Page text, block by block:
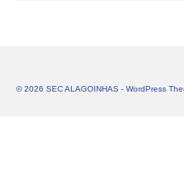
© 2026 SEC ALAGOINHAS - WordPress